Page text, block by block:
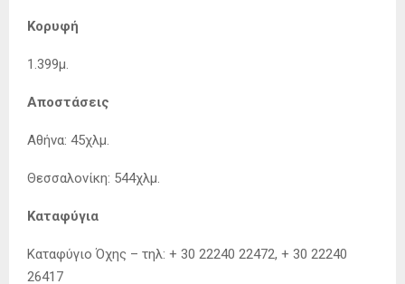
Κορυφή
1.399μ.
Αποστάσεις
Αθήνα: 45χλμ.
Θεσσαλονίκη: 544χλμ.
Καταφύγια
Καταφύγιο Όχης – τηλ: + 30 22240 22472, + 30 22240
26417